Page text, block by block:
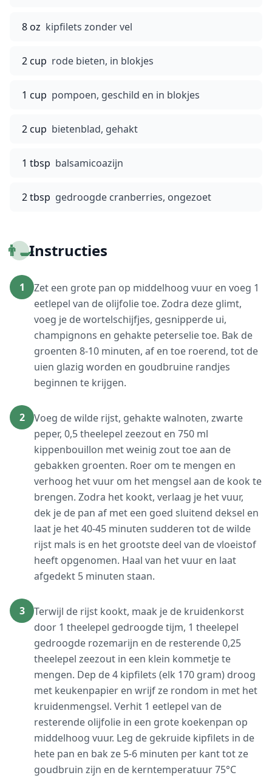
8 oz kipfilets zonder vel
2 cup rode bieten, in blokjes
1 cup pompoen, geschild en in blokjes
2 cup bietenblad, gehakt
1 tbsp balsamicoazijn
2 tbsp gedroogde cranberries, ongezoet
👨‍🍳Instructies
1
Zet een grote pan op middelhoog vuur en voeg 1
eetlepel van de olijfolie toe. Zodra deze glimt,
voeg je de wortelschijfjes, gesnipperde ui,
champignons en gehakte peterselie toe. Bak de
groenten 8-10 minuten, af en toe roerend, tot de
uien glazig worden en goudbruine randjes
beginnen te krijgen.
2
Voeg de wilde rijst, gehakte walnoten, zwarte
peper, 0,5 theelepel zeezout en 750 ml
kippenbouillon met weinig zout toe aan de
gebakken groenten. Roer om te mengen en
verhoog het vuur om het mengsel aan de kook te
brengen. Zodra het kookt, verlaag je het vuur,
dek je de pan af met een goed sluitend deksel en
laat je het 40-45 minuten sudderen tot de wilde
rijst mals is en het grootste deel van de vloeistof
heeft opgenomen. Haal van het vuur en laat
afgedekt 5 minuten staan.
3
Terwijl de rijst kookt, maak je de kruidenkorst
door 1 theelepel gedroogde tijm, 1 theelepel
gedroogde rozemarijn en de resterende 0,25
theelepel zeezout in een klein kommetje te
mengen. Dep de 4 kipfilets (elk 170 gram) droog
met keukenpapier en wrijf ze rondom in met het
kruidenmengsel. Verhit 1 eetlepel van de
resterende olijfolie in een grote koekenpan op
middelhoog vuur. Leg de gekruide kipfilets in de
hete pan en bak ze 5-6 minuten per kant tot ze
goudbruin zijn en de kerntemperatuur 75°C